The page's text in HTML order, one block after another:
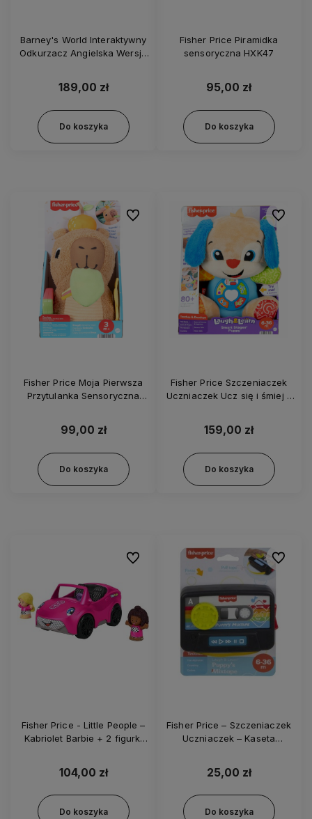
Barney's World Interaktywny
Odkurzacz Angielska Wersja
189,00 zł
Do koszyka
Fisher Price Piramidka
sensoryczna HXK47
95,00 zł
Do koszyka
Fisher Price Moja Pierwsza
Przytulanka Sensoryczna
99,00 zł
Do koszyka
Do ulubionych
Fisher Price Szczeniaczek
Uczniaczek Ucz się i śmiej -
159,00 zł
Do koszyka
Do
Fisher Price - Little People –
Kabriolet Barbie + 2 figurki
104,00 zł
Do koszyka
Do ulubionych
Fisher Price – Szczeniaczek
Uczniaczek – Kaseta
25,00 zł
Do koszyka
Do